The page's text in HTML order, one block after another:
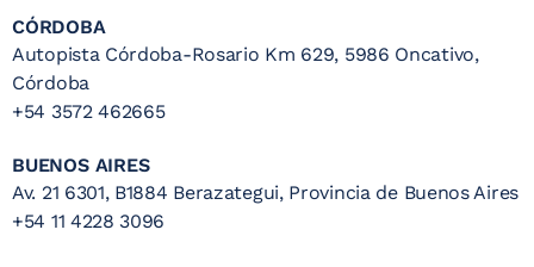
CÓRDOBA
Autopista Córdoba-Rosario Km 629, 5986 Oncativo,
Córdoba
+54 3572 462665
BUENOS AIRES
Av. 21 6301, B1884 Berazategui, Provincia de Buenos Aires
+54 11 4228 3096